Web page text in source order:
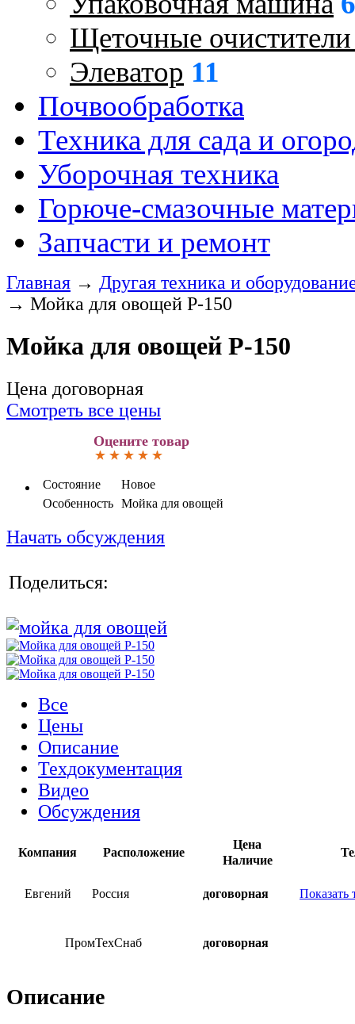
Щеточные
Элеватор 11
Почвообработка
Техника для сада и
Уборочная техника
Горюче-смазочные
Запчасти и ремонт
Главная → Другая техника и
→ Мойка для овощей P-150
Мойка для овощей P-150
Цена договорная
Смотреть все цены
Оцените товар
Состояние
Новое
Особенность Мойка для овощей
Начать обсуждения
Поделиться:
Все
Цены
Описание
Техдокументация
Видео
Обсуждения
Компания Расположение
Цена
Наличие
Евгений Россия договорная Показать
ПромТехСнаб договорная
Описание